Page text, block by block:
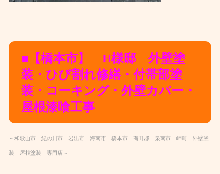
■【橋本市】 H様邸 外壁塗
装・ひび割れ修繕・付帯部塗
装・コーキング・外壁カバー・
屋根漆喰工事
～和歌山市 紀の川市 岩出市 海南市 橋本市 有田郡 泉南市 岬町 外壁塗
装 屋根塗装 専門店～